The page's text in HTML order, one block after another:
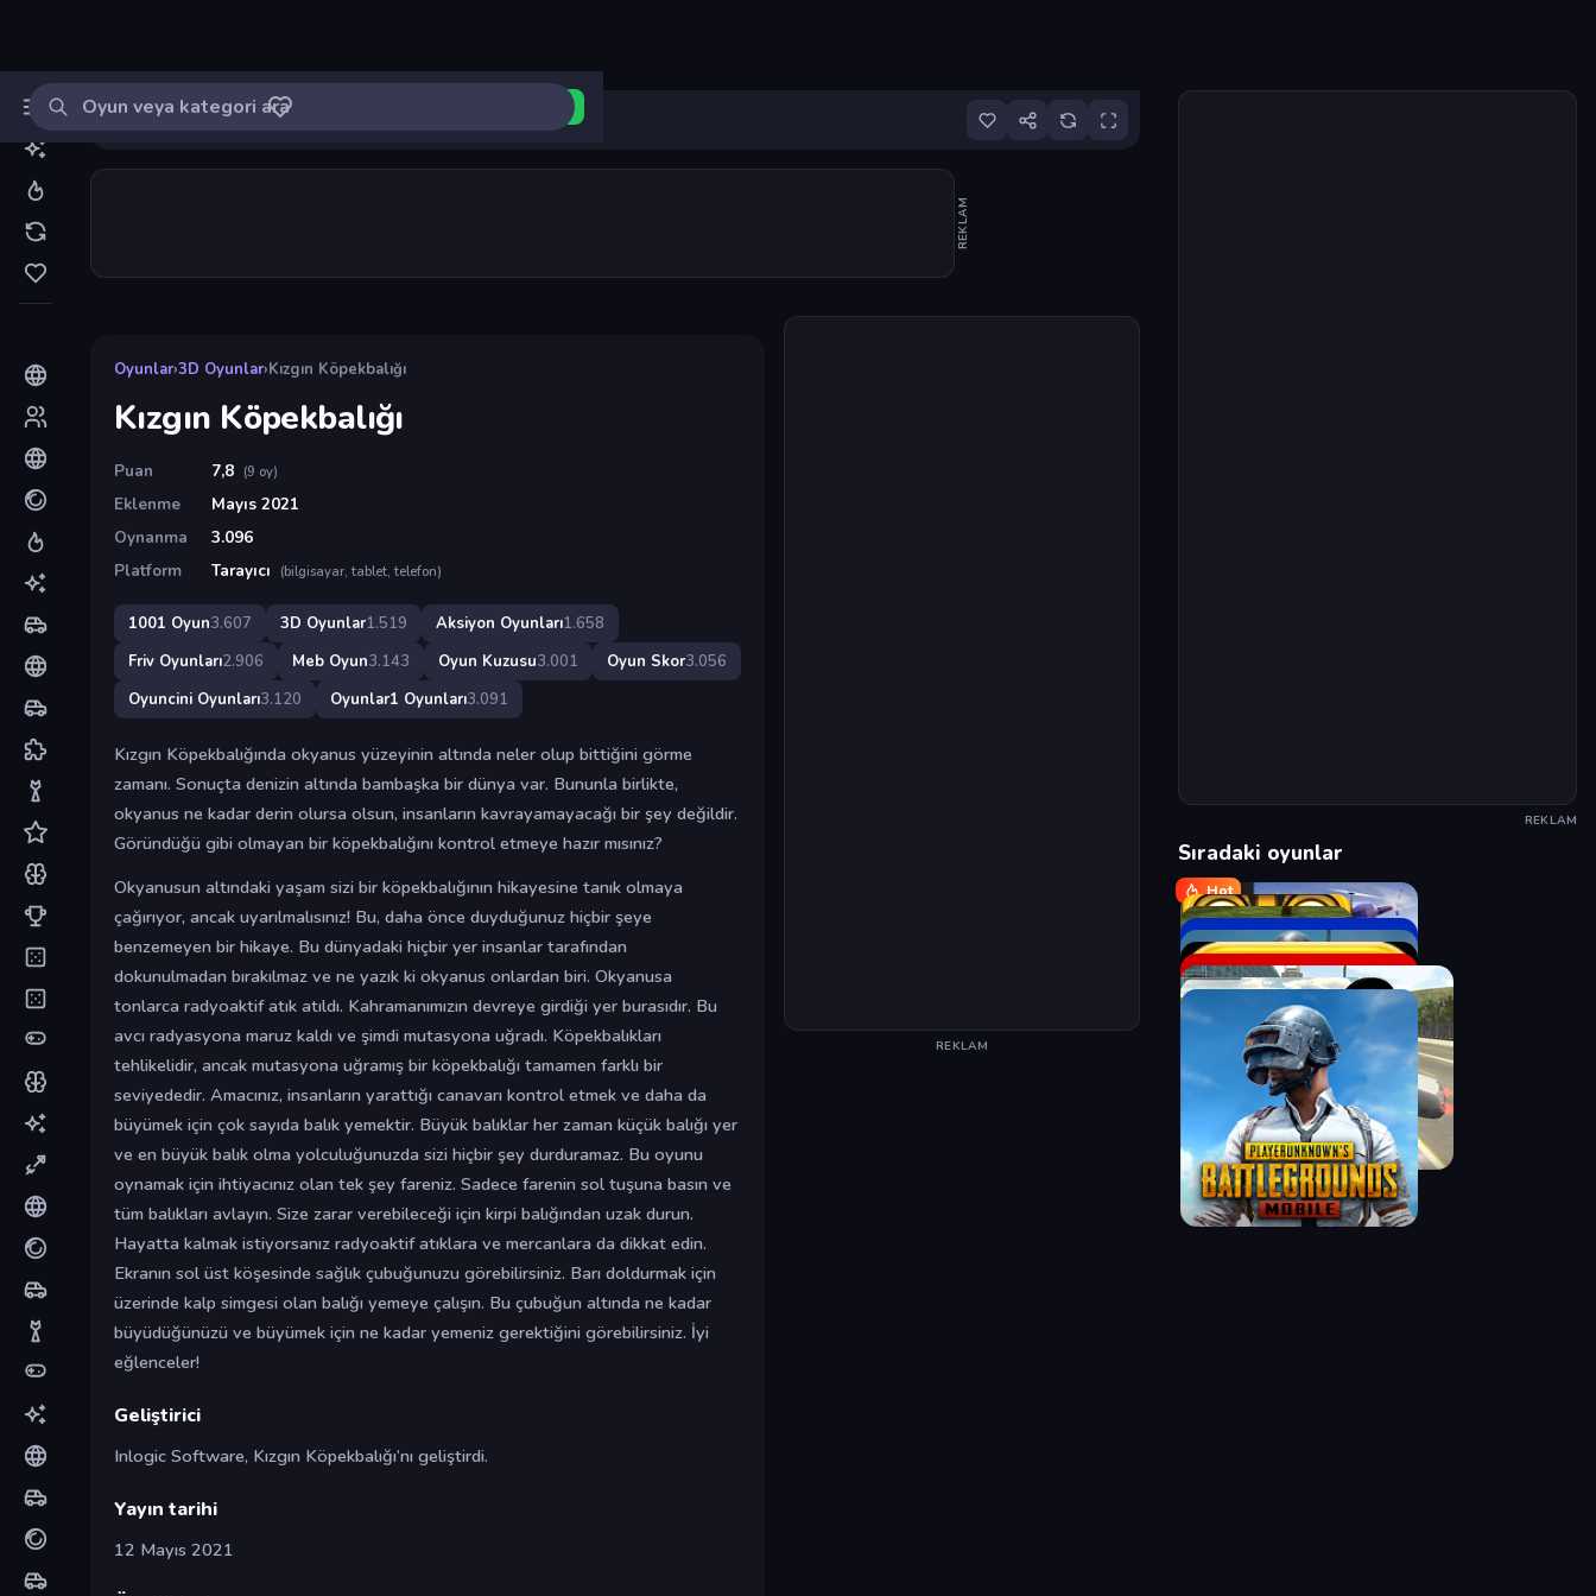
MinikOyuncu
Oyun ara
Oyunu başlat
Kızgın Köpekbalığı
REKLAM
REKLAM
Sıradaki oyunlar
Hot
Oyunlar›3D Oyunlar›Kızgın Köpekbalığı
Kızgın Köpekbalığı
Puan 7,8 (9 oy)
Eklenme
Mayıs 2021
Oynanma
3.096
Platform
Tarayıcı (bilgisayar, tablet, telefon)
1001 Oyun3.607 3D Oyunlar1.519 Aksiyon Oyunları1.658
Friv Oyunları2.906 Meb Oyun3.143 Oyun Kuzusu3.001 Oyun Skor3.056
Oyuncini Oyunları3.120 Oyunlar1 Oyunları3.091
Kızgın Köpekbalığında okyanus yüzeyinin altında neler olup bittiğini görme
zamanı. Sonuçta denizin altında bambaşka bir dünya var. Bununla birlikte,
okyanus ne kadar derin olursa olsun, insanların kavrayamayacağı bir şey değildir.
Göründüğü gibi olmayan bir köpekbalığını kontrol etmeye hazır mısınız?
Okyanusun altındaki yaşam sizi bir köpekbalığının hikayesine tanık olmaya
çağırıyor, ancak uyarılmalısınız! Bu, daha önce duyduğunuz hiçbir şeye
benzemeyen bir hikaye. Bu dünyadaki hiçbir yer insanlar tarafından
dokunulmadan bırakılmaz ve ne yazık ki okyanus onlardan biri. Okyanusa
tonlarca radyoaktif atık atıldı. Kahramanımızın devreye girdiği yer burasıdır. Bu
avcı radyasyona maruz kaldı ve şimdi mutasyona uğradı. Köpekbalıkları
tehlikelidir, ancak mutasyona uğramış bir köpekbalığı tamamen farklı bir
seviyededir. Amacınız, insanların yarattığı canavarı kontrol etmek ve daha da
büyümek için çok sayıda balık yemektir. Büyük balıklar her zaman küçük balığı yer
ve en büyük balık olma yolculuğunuzda sizi hiçbir şey durduramaz. Bu oyunu
oynamak için ihtiyacınız olan tek şey fareniz. Sadece farenin sol tuşuna basın ve
tüm balıkları avlayın. Size zarar verebileceği için kirpi balığından uzak durun.
Hayatta kalmak istiyorsanız radyoaktif atıklara ve mercanlara da dikkat edin.
Ekranın sol üst köşesinde sağlık çubuğunuzu görebilirsiniz. Barı doldurmak için
üzerinde kalp simgesi olan balığı yemeye çalışın. Bu çubuğun altında ne kadar
büyüdüğünüzü ve büyümek için ne kadar yemeniz gerektiğini görebilirsiniz. İyi
eğlenceler!
Geliştirici
Inlogic Software, Kızgın Köpekbalığı’nı geliştirdi.
Yayın tarihi
12 Mayıs 2021
REKLAM